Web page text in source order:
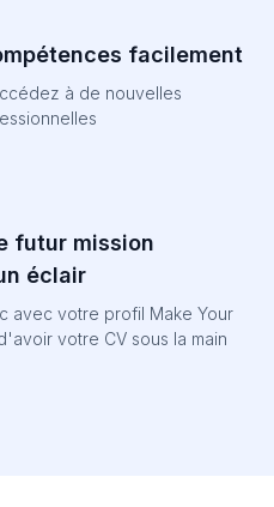
facilement
à de nouvelles
futur mission
éclair
avec votre profil Make Your
votre CV sous la main